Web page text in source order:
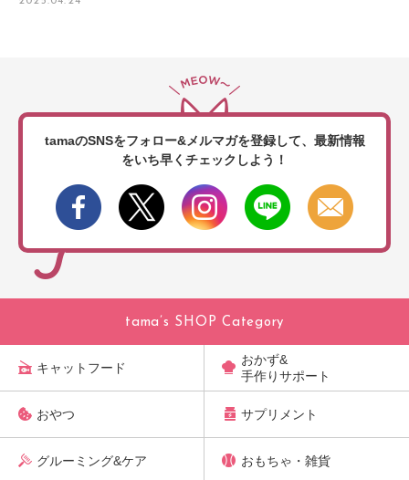
tamaのSNSをフォロー&メルマガを登録して、 最新情報
をいち早くチェックしよう！
tama’s SHOP Category
キャットフード
おかず&
手作りサポート
おやつ サプリメント
グルーミング&ケア おもちゃ・雑貨